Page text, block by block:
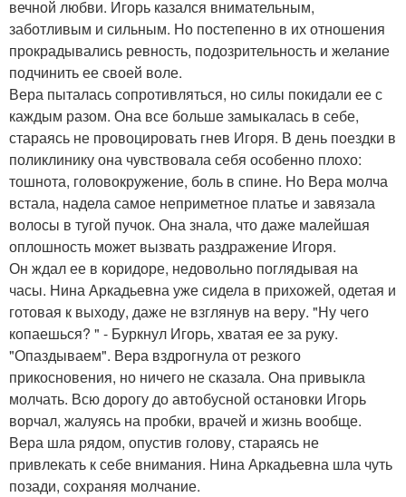
вечной любви. Игорь казался внимательным,
заботливым и сильным. Но постепенно в их отношения
прокрадывались ревность, подозрительность и желание
подчинить ее своей воле.
Вера пыталась сопротивляться, но силы покидали ее с
каждым разом. Она все больше замыкалась в себе,
стараясь не провоцировать гнев Игоря. В день поездки в
поликлинику она чувствовала себя особенно плохо:
тошнота, головокружение, боль в спине. Но Вера молча
встала, надела самое неприметное платье и завязала
волосы в тугой пучок. Она знала, что даже малейшая
оплошность может вызвать раздражение Игоря.
Он ждал ее в коридоре, недовольно поглядывая на
часы. Нина Аркадьевна уже сидела в прихожей, одетая и
готовая к выходу, даже не взглянув на веру. "Ну чего
копаешься? " - Буркнул Игорь, хватая ее за руку.
"Опаздываем". Вера вздрогнула от резкого
прикосновения, но ничего не сказала. Она привыкла
молчать. Всю дорогу до автобусной остановки Игорь
ворчал, жалуясь на пробки, врачей и жизнь вообще.
Вера шла рядом, опустив голову, стараясь не
привлекать к себе внимания. Нина Аркадьевна шла чуть
позади, сохраняя молчание.